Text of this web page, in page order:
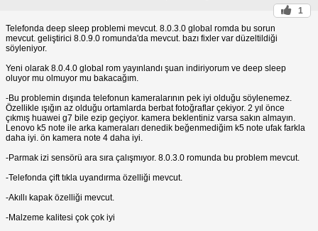
1
Telefonda deep sleep problemi mevcut. 8.0.3.0 global romda bu sorun
mevcut. geliştirici 8.0.9.0 romunda'da mevcut. bazı fixler var düzeltildiği
söyleniyor.
Yeni olarak 8.0.4.0 global rom yayınlandı şuan indiriyorum ve deep sleep
oluyor mu olmuyor mu bakacağım.
-Bu problemin dışında telefonun kameralarının pek iyi olduğu söylenemez.
Özellikle ışığın az olduğu ortamlarda berbat fotoğraflar çekiyor. 2 yıl önce
çıkmış huawei g7 bile ezip geçiyor. kamera beklentiniz varsa sakın almayın.
Lenovo k5 note ile arka kameraları denedik beğenmediğim k5 note ufak farkla
daha iyi. ön kamera note 4 daha iyi.
-Parmak izi sensörü ara sıra çalışmıyor. 8.0.3.0 romunda bu problem mevcut.
-Telefonda çift tıkla uyandırma özelliği mevcut.
-Akıllı kapak özelliği mevcut.
-Malzeme kalitesi çok çok iyi